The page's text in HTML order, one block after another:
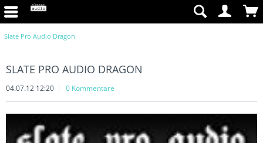
Slate Pro Audio Dragon
SLATE PRO AUDIO DRAGON
04.07.12 12:20 0 Kommentare